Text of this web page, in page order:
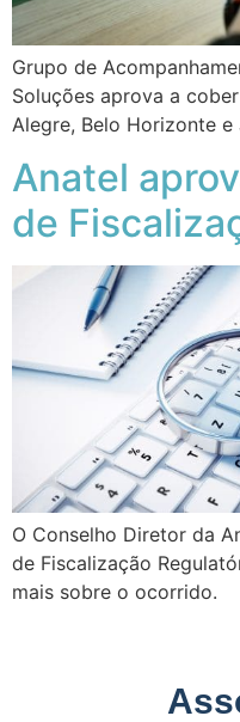
Grupo de
Soluções aprova a
Alegre, Belo Horizonte e
Anatel
de
O Conselho Diretor da
de Fiscalização
mais sobre o ocorrido.